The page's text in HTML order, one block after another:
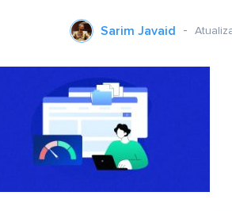
Sarim Javaid